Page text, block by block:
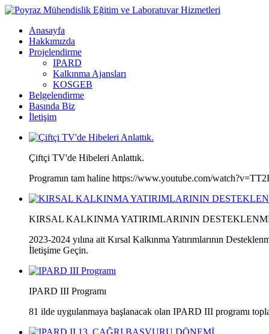
Anasayfa
Hakkımızda
Projelendirme
IPARD
Kalkınma Ajansları
KOSGEB
Belgelendirme
Basında Biz
İletişim
Çiftçi TV'de Hibeleri Anlattık.
Programın tam haline https://www.youtube.com/
KIRSAL KALKINMA YATIRIMLARININ
2023-2024 yılına ait Kırsal Kalkınma Yatırımlarının
İletişime Geçin.
IPARD III Programı
81 ilde uygulanmaya başlanacak olan IPARD III programı